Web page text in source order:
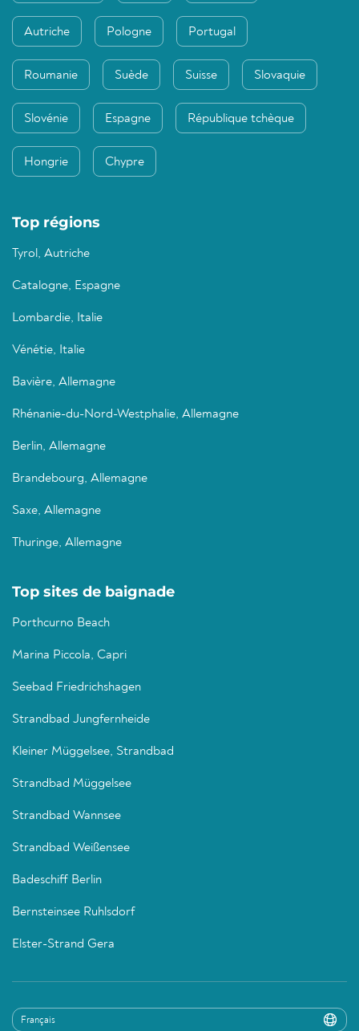
Autriche Pologne Portugal
Roumanie Suède Suisse Slovaquie
Slovénie Espagne République tchèque
Hongrie Chypre
Top régions
Tyrol, Autriche
Catalogne, Espagne
Lombardie, Italie
Vénétie, Italie
Bavière, Allemagne
Rhénanie-du-Nord-Westphalie, Allemagne
Berlin, Allemagne
Brandebourg, Allemagne
Saxe, Allemagne
Thuringe, Allemagne
Top sites de baignade
Porthcurno Beach
Marina Piccola, Capri
Seebad Friedrichshagen
Strandbad Jungfernheide
Kleiner Müggelsee, Strandbad
Strandbad Müggelsee
Strandbad Wannsee
Strandbad Weißensee
Badeschiff Berlin
Bernsteinsee Ruhlsdorf
Elster-Strand Gera